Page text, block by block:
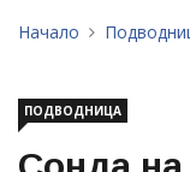
Начало
ПОДВОДНИЦА